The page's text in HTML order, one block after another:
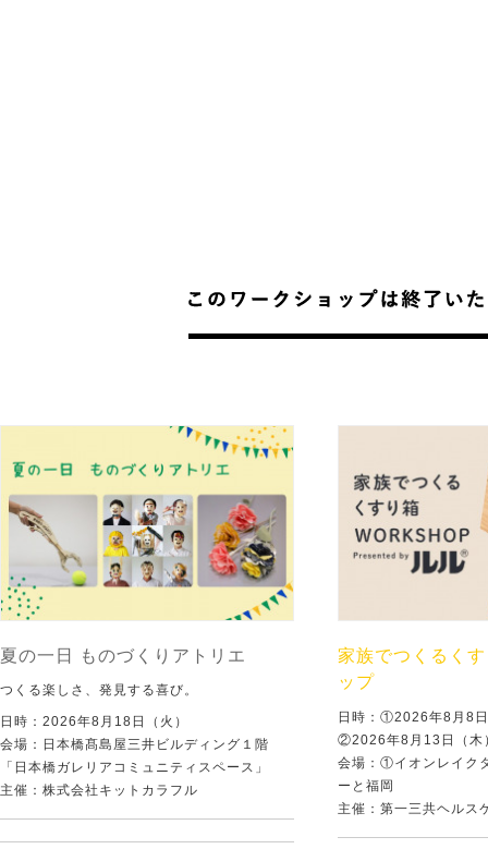
夏の一日 ものづくりアトリエ
つくる楽しさ、発見する喜び。
日時：2026年8月18日（火）
会場：日本橋髙島屋三井ビルディング１階
「日本橋ガレリアコミュニティスペース」
主催：株式会社キットカラフル
家族でつくるく
ップ
日時：①2026年8月8
②2026年8月13日（木
会場：①イオンレイ
ーと福岡
主催：第一三共ヘルス